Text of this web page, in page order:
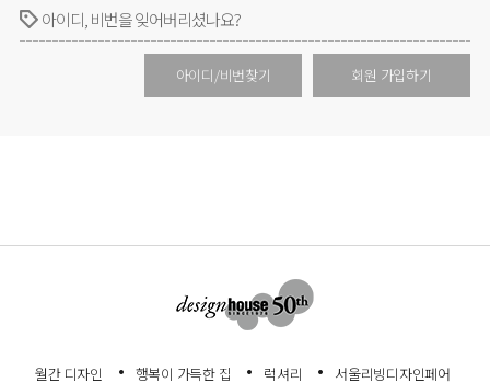
아이디, 비번을 잊어버리셨나요?
회원 가입하기
아이디/비번찾기
월간 디자인 행복이 가득한 집 럭셔리
서울리빙디자인페어